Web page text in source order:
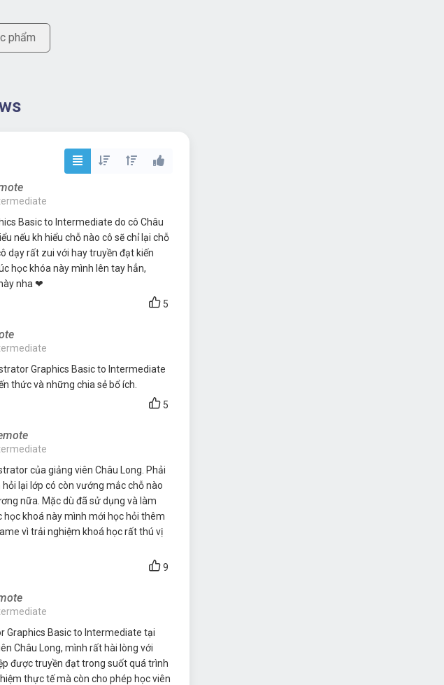
phẩm
Basic to Intermediate do cô Châu
nếu kh hiểu chỗ nào cô sẽ chỉ lại chỗ
dạy rất zui với hay truyền đạt kiến
học khóa này mình lên tay hẳn,
nha ❤
5
Graphics Basic to Intermediate
thức và những chia sẻ bổ ích.
5
của giảng viên Châu Long. Phải
lại lớp có còn vướng mắc chỗ nào
nữa. Mặc dù đã sử dụng và làm
khoá này mình mới học hỏi thêm
vì trải nghiệm khoá học rất thú vị
9
Graphics Basic to Intermediate tại
Châu Long, mình rất hài lòng với
được truyền đạt trong suốt quá trình
thực tế mà còn cho phép học viên